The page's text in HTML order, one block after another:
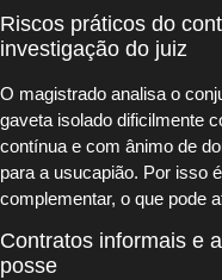
Riscos práticos do
investigação do juiz
O magistrado analisa o
gaveta isolado dificilmente
contínua e com ânimo de
para a usucapião. Por isso
complementar, o que pode
Contratos informais e
posse